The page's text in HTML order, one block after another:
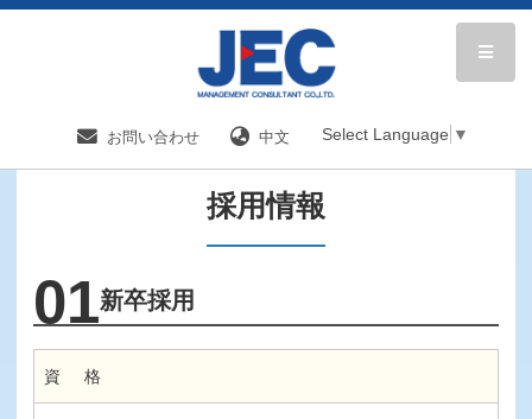
お問い合わせ 中文 Select Language ▼
採用情報
採用情報
01新卒採用
資 格